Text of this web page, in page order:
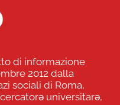
di informazione
2012 dalla
sociali di Roma,
universitarə,